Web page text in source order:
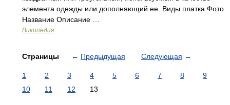
элемента одежды или дополняющий ее. Виды платка Фото
Название Описание …
Википедия
Страницы ← Предыдущая Следующая →
1 2 3 4 5 6 7 8
9
10
11 12 13